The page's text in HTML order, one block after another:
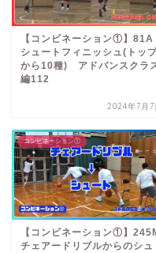
【コンビネーション①】81A
シュートフィニッシュ(トッ
から10種) アドバンスクラ
編112
2024年7月7
コンビネーション①
【コンビネーション①】
チェアードリブルからのシュ